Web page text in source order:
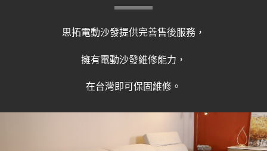
思拓電動沙發提供完善售後服務，
擁有電動沙發維修能力，
在台灣即可保固維修。